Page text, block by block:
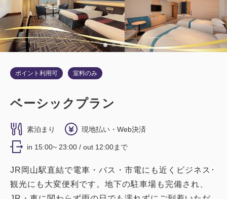
ポイント利用可 室料のみ
ベーシックプラン
素泊まり 現地払い・Web決済
in 15:00~ 23:00 / out 12:00まで
JR岡山駅直結で電車・バス・市電にも近くビジネス･
観光にも大変便利です。地下の駐車場も完備され、